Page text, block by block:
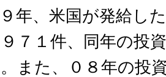
年、米国が発給し
７１件、同年の投
また、０８年の投